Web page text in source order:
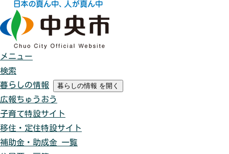
メニュー
検索
暮らしの情報
暮らしの情報 を開く
広報ちゅうおう
子育て特設サイト
移住・定住特設サイト
補助金・助成金 一覧